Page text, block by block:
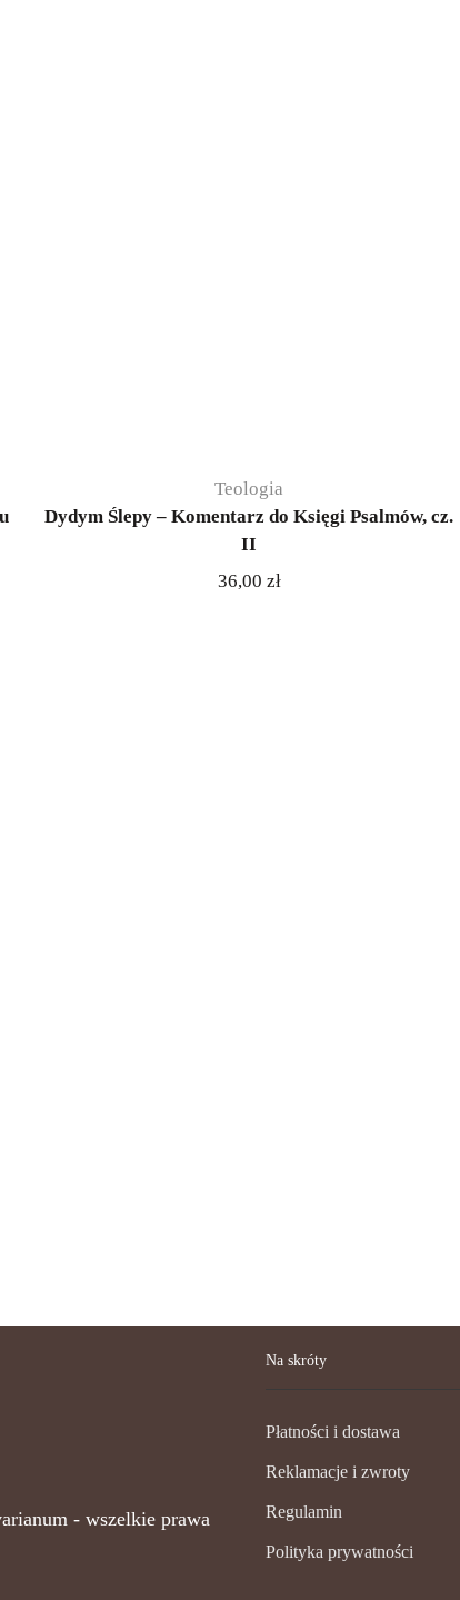
Teologia
Dydym Ślepy – Komentarz do Księgi Psalmów, cz.
II
36,00 zł
- wszelkie prawa
Na skróty
Płatności i dostawa
Reklamacje i zwroty
Regulamin
Polityka prywatności